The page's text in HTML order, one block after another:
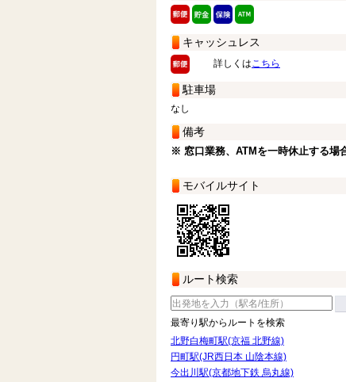
キャッシュレス
詳しくはこちら
駐車場
なし
備考
※ 窓口業務、ATMを一時休止する場
モバイルサイト
ルート検索
最寄り駅からルートを検索
北野白梅町駅(京福 北野線)
円町駅(JR西日本 山陰本線)
今出川駅(京都地下鉄 烏丸線)